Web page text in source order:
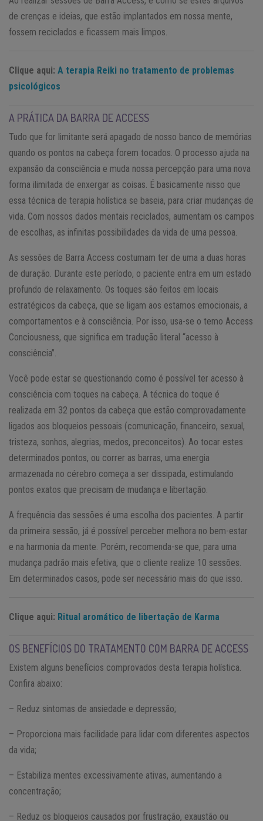
de crenças e ideias, que estão implantados em nossa mente,
fossem reciclados e ficassem mais limpos.
Clique aqui: A terapia Reiki no tratamento de problemas
psicológicos
A PRÁTICA DA BARRA DE ACCESS
Tudo que for limitante será apagado de nosso banco de memórias
quando os pontos na cabeça forem tocados. O processo ajuda na
expansão da consciência e muda nossa percepção para uma nova
forma ilimitada de enxergar as coisas. É basicamente nisso que
essa técnica de terapia holística se baseia, para criar mudanças de
vida. Com nossos dados mentais reciclados, aumentam os campos
de escolhas, as infinitas possibilidades da vida de uma pessoa.
As sessões de Barra Access costumam ter de uma a duas horas
de duração. Durante este período, o paciente entra em um estado
profundo de relaxamento. Os toques são feitos em locais
estratégicos da cabeça, que se ligam aos estamos emocionais, a
comportamentos e à consciência. Por isso, usa-se o temo Access
Conciousness, que significa em tradução literal “acesso à
consciência”.
Você pode estar se questionando como é possível ter acesso à
consciência com toques na cabeça. A técnica do toque é
realizada em 32 pontos da cabeça que estão comprovadamente
ligados aos bloqueios pessoais (comunicação, financeiro, sexual,
tristeza, sonhos, alegrias, medos, preconceitos). Ao tocar estes
determinados pontos, ou correr as barras, uma energia
armazenada no cérebro começa a ser dissipada, estimulando
pontos exatos que precisam de mudança e libertação.
A frequência das sessões é uma escolha dos pacientes. A partir
da primeira sessão, já é possível perceber melhora no bem-estar
e na harmonia da mente. Porém, recomenda-se que, para uma
mudança padrão mais efetiva, que o cliente realize 10 sessões.
Em determinados casos, pode ser necessário mais do que isso.
Clique aqui: Ritual aromático de libertação de Karma
OS BENEFÍCIOS DO TRATAMENTO COM BARRA DE ACCESS
Existem alguns benefícios comprovados desta terapia holística.
Confira abaixo:
– Reduz sintomas de ansiedade e depressão;
– Proporciona mais facilidade para lidar com diferentes aspectos
da vida;
– Estabiliza mentes excessivamente ativas, aumentando a
concentração;
– Reduz os bloqueios causados por frustração, exaustão ou